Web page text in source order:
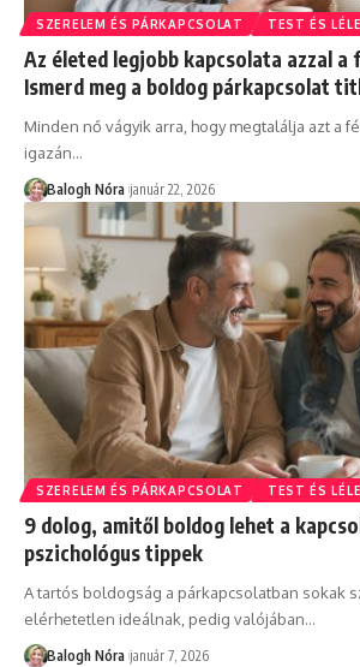
SZERELEM ÉS PÁRKAPCSOLAT TEST ÉS
Az életed legjobb kapcsolata azzal a
Ismerd meg a boldog párkapcsolat
Minden nő vágyik arra, hogy megtalálja azt a
igazán…
Balogh Nóra január 22, 2026
SZERELEM ÉS PÁRKAPCSOLAT TEST ÉS
9 dolog, amitől boldog lehet a
pszichológus tippek
A tartós boldogság a párkapcsolatban sokak
elérhetetlen ideálnak, pedig valójában…
Balogh Nóra január 7, 2026